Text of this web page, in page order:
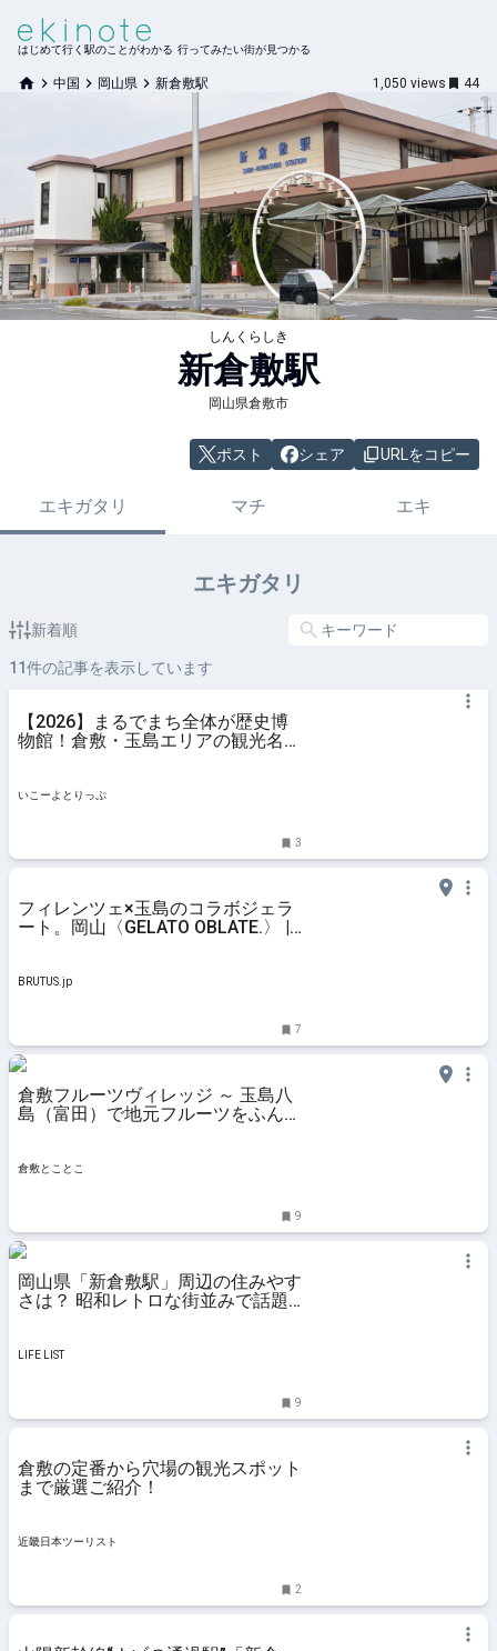
はじめて行く駅のことがわかる 行ってみたい街が見つかる
中国 岡山県 新倉敷駅 1,050 views 44
しんくらしき
新倉敷駅
岡山県倉敷市
ポスト シェア URLをコピー
エキガタリ マチ エキ
エキガタリ
新着順
11件の記事を表示しています
【2026】まるでまち全体が歴史博
物館！倉敷・玉島エリアの観光名所
いこーよとりっぷ
3
フィレンツェ×玉島のコラボジェラ
ート。岡山〈GELATO OBLATE.〉 |
BRUTUS.jp
7
倉敷フルーツヴィレッジ ～ 玉島八
島（富田）で地元フルーツをふんだ
倉敷とことこ
9
岡山県「新倉敷駅」周辺の住みやす
さは？ 昭和レトロな街並みで話題
LIFE LIST
9
倉敷の定番から穴場の観光スポット
まで厳選ご紹介！
近畿日本ツーリスト
2